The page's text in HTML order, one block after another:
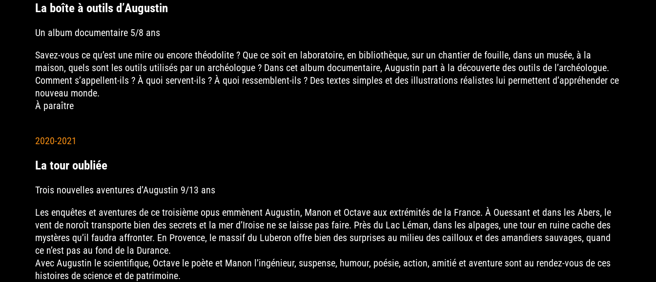
La boîte à outils d’Augustin
Un album documentaire 5/8 ans
Savez-vous ce qu’est une mire ou encore théodolite ? Que ce soit en laboratoire, en bibliothèque, sur un chantier de fouille, dans un musée, à la
maison, quels sont les outils utilisés par un archéologue ? Dans cet album documentaire, Augustin part à la découverte des outils de l’archéologue.
Comment s’appellent-ils ? À quoi servent-ils ? À quoi ressemblent-ils ? Des textes simples et des illustrations réalistes lui permettent d’appréhender ce
nouveau monde.
À paraître
2020-2021
La tour oubliée
Trois nouvelles aventures d’Augustin 9/13 ans
Les enquêtes et aventures de ce troisième opus emmènent Augustin, Manon et Octave aux extrémités de la France. À Ouessant et dans les Abers, le
vent de noroît transporte bien des secrets et la mer d’Iroise ne se laisse pas faire. Près du Lac Léman, dans les alpages, une tour en ruine cache des
mystères qu’il faudra affronter. En Provence, le massif du Luberon offre bien des surprises au milieu des cailloux et des amandiers sauvages, quand
ce n’est pas au fond de la Durance.
Avec Augustin le scientifique, Octave le poète et Manon l’ingénieur, suspense, humour, poésie, action, amitié et aventure sont au rendez-vous de ces
histoires de science et de patrimoine.